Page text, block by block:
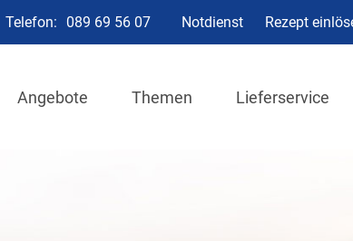
Telefon: 089 69 56 07 Notdienst Rezept
Angebote Themen Lieferservice